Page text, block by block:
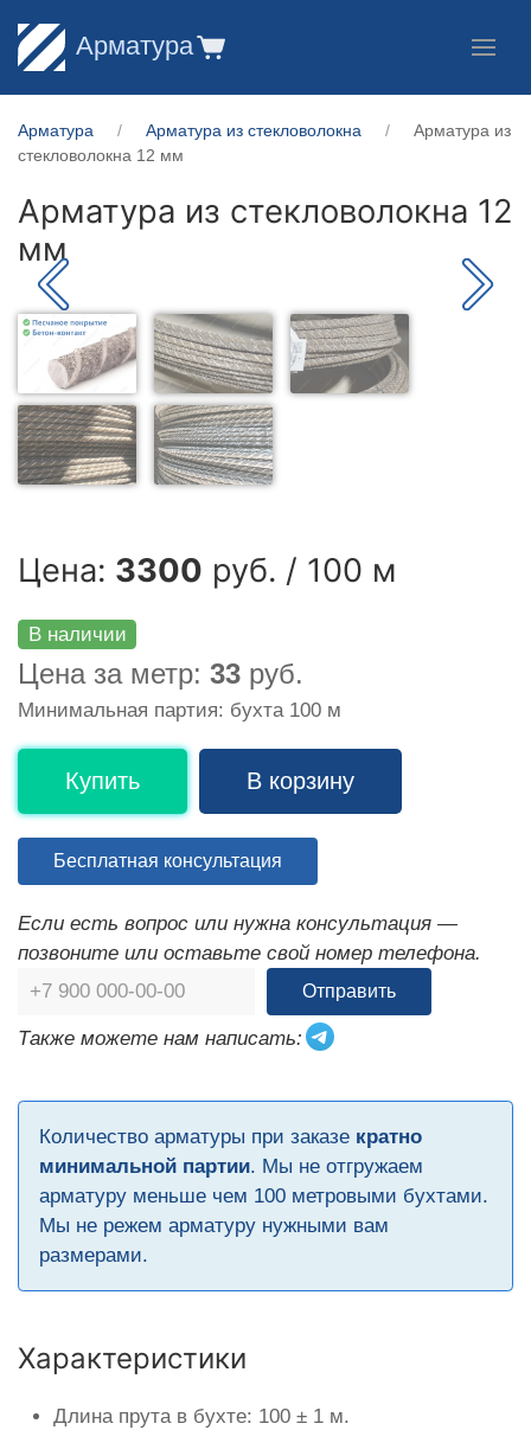
Арматура
Арматура Арматура из стекловолокна
Арматура из
стекловолокна 12 мм
Арматура из стекловолокна 12
мм
Цена: 3300 руб. / 100 м
В наличии
Цена за метр: 33 руб.
Минимальная партия: бухта 100 м
Купить В корзину
Бесплатная консультация
Если есть вопрос или нужна консультация —
позвоните или оставьте свой номер телефона.
Отправить
Также можете нам написать:
Количество арматуры при заказе кратно
минимальной партии. Мы не отгружаем
арматуру меньше чем 100 метровыми бухтами.
Мы не режем арматуру нужными вам
размерами.
Характеристики
Длина прута в бухте: 100 ± 1 м.